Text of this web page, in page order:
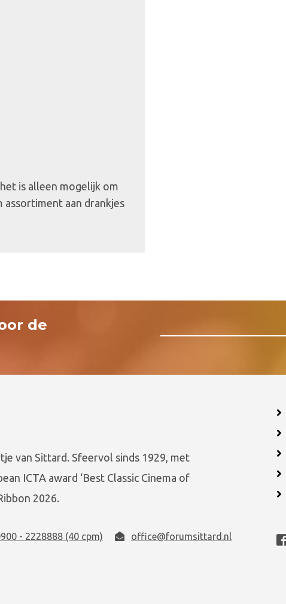
is alleen mogelijk om
assortiment aan drankjes
de
van Sittard. Sfeervol sinds 1929, met
ICTA award ‘Best Classic Cinema of
2026.
- 2228888 (40 cpm) office@forumsittard.nl